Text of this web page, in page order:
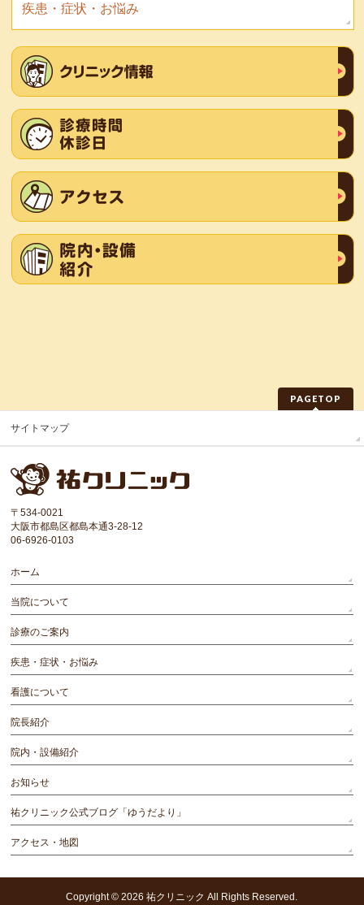
疾患・症状・お悩み
PAGETOP
サイトマップ
〒534-0021
大阪市都島区都島本通3-28-12
06-6926-0103
ホーム
当院について
診療のご案内
疾患・症状・お悩み
看護について
院長紹介
院内・設備紹介
お知らせ
祐クリニック公式ブログ「ゆうだより」
アクセス・地図
Copyright © 2026祐クリニック All Rights Reserved.